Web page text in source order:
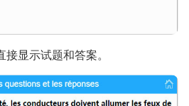
接显示试题和答案。